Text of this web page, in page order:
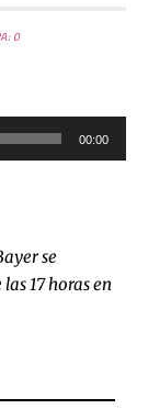
0
00:00
se
17 horas en